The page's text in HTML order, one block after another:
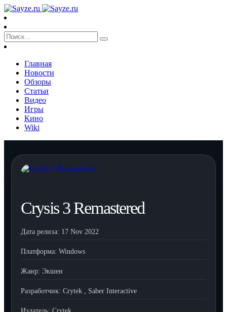
Главная
Новости
Обзоры
Статьи
Видео
Игры
Кино
Wiki
Crysis 3 Remastered
Дата релиза: 17 Nov 2022
Платформа: Windows
Жанр: Экшен
Разработчик: Crytek , Saber Interactive